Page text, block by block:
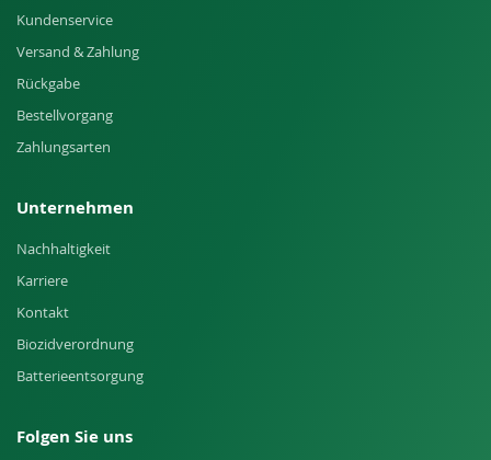
Kundenservice
Versand & Zahlung
Rückgabe
Bestellvorgang
Zahlungsarten
Unternehmen
Nachhaltigkeit
Karriere
Kontakt
Biozidverordnung
Batterieentsorgung
Folgen Sie uns